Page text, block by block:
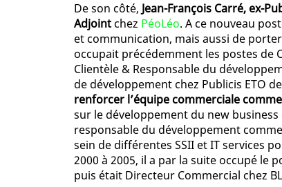
De son côté, Jean-François Carré, ex-
Adjointchez PéoLéo. A ce nouveau
et communication, mais aussi de
occupait précédemment les postes de
Clientèle & Responsable du
de développement chez Publicis ETO
renforcer l’équipe commerciale
sur le développement du new
responsable du développement
sein de différentes SSII et IT services
2000 à 2005, il a par la suite occupé le
puis était Directeur Commercial chez